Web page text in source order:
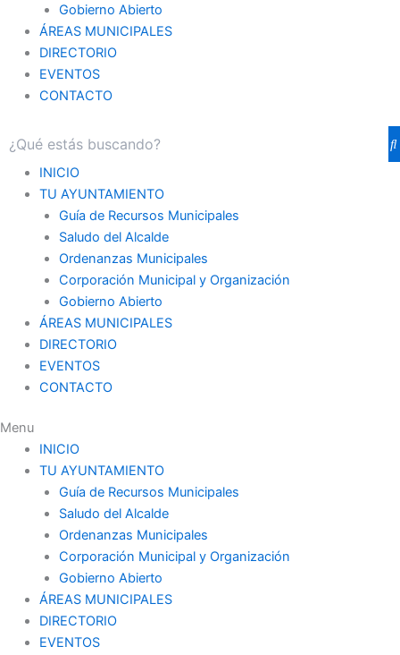
Gobierno Abierto
ÁREAS MUNICIPALES
DIRECTORIO
EVENTOS
CONTACTO
INICIO
TU AYUNTAMIENTO
Guía de Recursos Municipales
Saludo del Alcalde
Ordenanzas Municipales
Corporación Municipal y Organización
Gobierno Abierto
ÁREAS MUNICIPALES
DIRECTORIO
EVENTOS
CONTACTO
Menu
INICIO
TU AYUNTAMIENTO
Guía de Recursos Municipales
Saludo del Alcalde
Ordenanzas Municipales
Corporación Municipal y Organización
Gobierno Abierto
ÁREAS MUNICIPALES
DIRECTORIO
EVENTOS